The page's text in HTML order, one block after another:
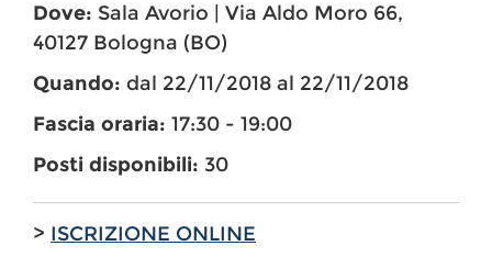
Dove: Sala Avorio | Via Aldo Moro 66,
40127 Bologna (BO)
Quando: dal 22/11/2018 al 22/11/2018
Fascia oraria: 17:30 - 19:00
Posti disponibili: 30
> ISCRIZIONE ONLINE